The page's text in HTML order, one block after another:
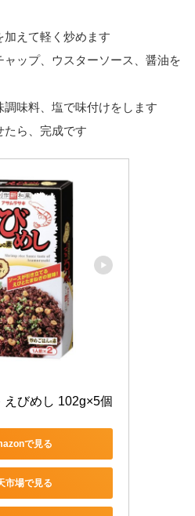
加えて軽く炒めます
ャップ、ウスターソース、醤油を
調味料、塩で味付けをします
たら、完成です
えびめし 102g×5個
で見る
市場で見る